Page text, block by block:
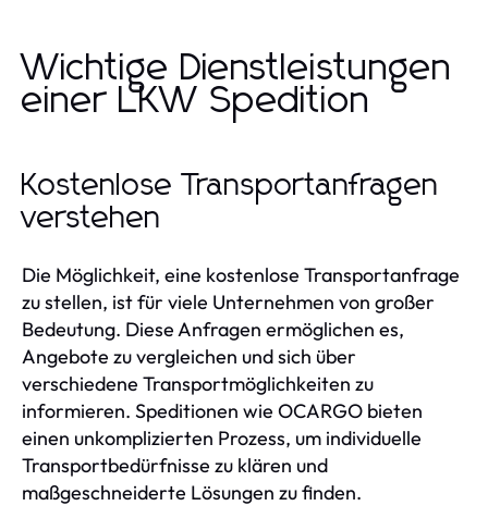
Wichtige Dienstleistungen
einer LKW Spedition
Kostenlose Transportanfragen
verstehen
Die Möglichkeit, eine kostenlose Transportanfrage
zu stellen, ist für viele Unternehmen von großer
Bedeutung. Diese Anfragen ermöglichen es,
Angebote zu vergleichen und sich über
verschiedene Transportmöglichkeiten zu
informieren. Speditionen wie OCARGO bieten
einen unkomplizierten Prozess, um individuelle
Transportbedürfnisse zu klären und
maßgeschneiderte Lösungen zu finden.